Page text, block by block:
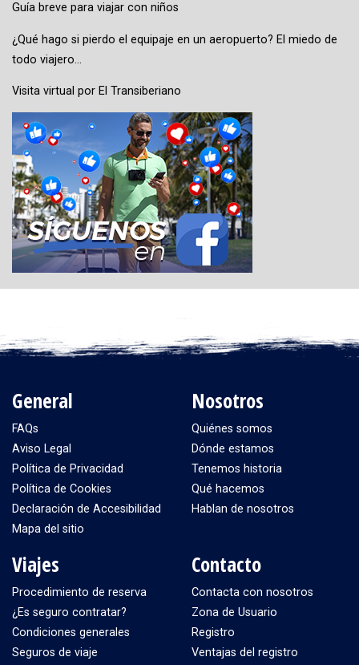
Guía breve para viajar con niños
¿Qué hago si pierdo el equipaje en un aeropuerto? El miedo de
todo viajero…
Visita virtual por El Transiberiano
General
FAQs
Aviso Legal
Política de Privacidad
Política de Cookies
Declaración de Accesibilidad
Mapa del sitio
Nosotros
Quiénes somos
Dónde estamos
Tenemos historia
Qué hacemos
Hablan de nosotros
Viajes
Procedimiento de reserva
¿Es seguro contratar?
Condiciones generales
Seguros de viaje
Contacto
Contacta con nosotros
Zona de Usuario
Registro
Ventajas del registro